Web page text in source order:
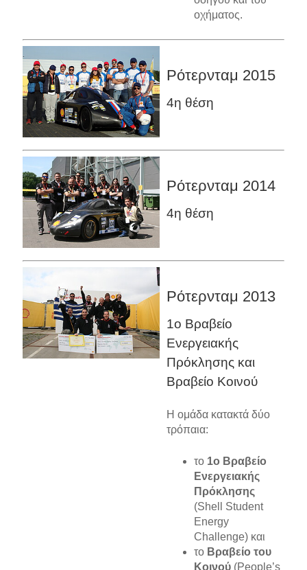
οχήματος.
Ρότερνταμ 2015
4η θέση
Ρότερνταμ 2014
4η θέση
Ρότερνταμ 2013
1ο Βραβείο
Ενεργειακής
Πρόκλησης και
Βραβείο Κοινού
Η ομάδα κατακτά δύο
τρόπαια:
το 1ο Βραβείο
Ενεργειακής
Πρόκλησης
(Shell Student
Energy
Challenge) και
το Βραβείο του
Κοινού(People’s